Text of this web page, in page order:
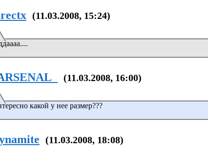
(11.03.2008, 15:24)
(11.03.2008, 16:00)
какой у нее размер???
(11.03.2008, 18:08)